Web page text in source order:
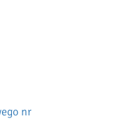
nr